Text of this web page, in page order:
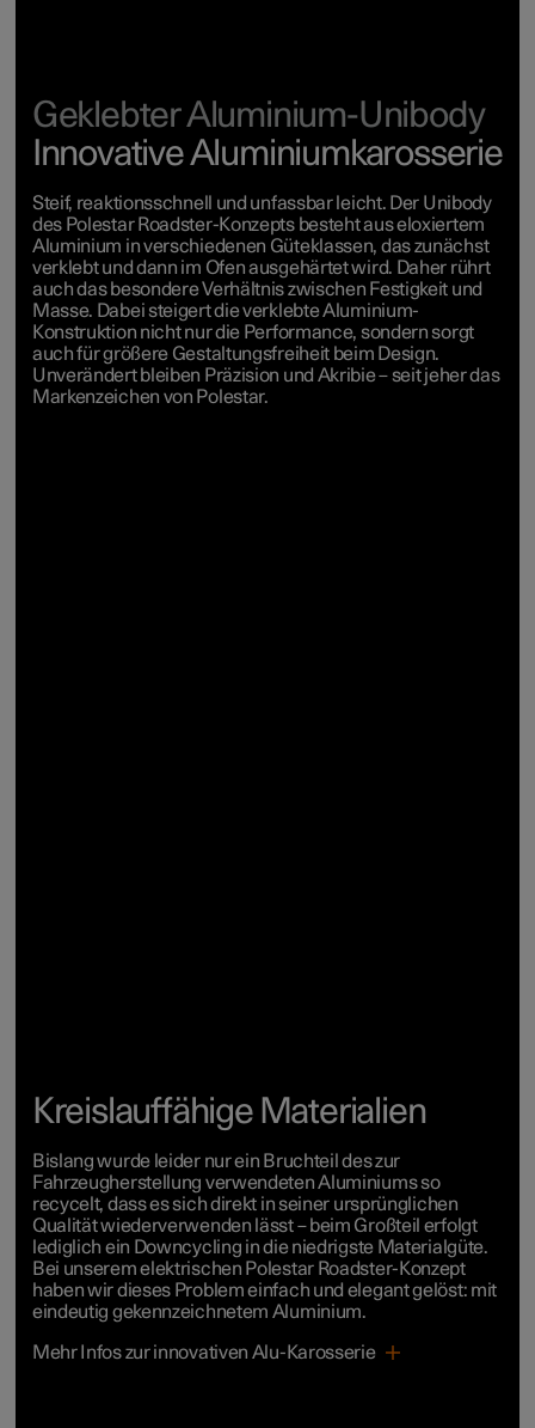
Geklebter Aluminium-Unibody
Innovative Aluminiumkarosserie
Steif, reaktionsschnell und unfassbar leicht. Der Unibody
des Polestar Roadster-Konzepts besteht aus eloxiertem
Aluminium in verschiedenen Güteklassen, das zunächst
verklebt und dann im Ofen ausgehärtet wird. Daher rührt
auch das besondere Verhältnis zwischen Festigkeit und
Masse. Dabei steigert die verklebte Aluminium-
Konstruktion nicht nur die Performance, sondern sorgt
auch für größere Gestaltungsfreiheit beim Design.
Unverändert bleiben Präzision und Akribie – seit jeher das
Markenzeichen von Polestar.
Kreislauffähige Materialien
Bislang wurde leider nur ein Bruchteil des zur
Fahrzeugherstellung verwendeten Aluminiums so
recycelt, dass es sich direkt in seiner ursprünglichen
Qualität wiederverwenden lässt – beim Großteil erfolgt
lediglich ein Downcycling in die niedrigste Materialgüte.
Bei unserem elektrischen Polestar Roadster-Konzept
haben wir dieses Problem einfach und elegant gelöst: mit
eindeutig gekennzeichnetem Aluminium.
Mehr Infos zur innovativen Alu-Karosserie